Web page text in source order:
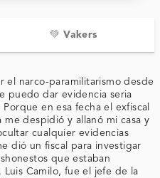
💚 Vakers
el narco-paramilitarismo desde
puedo dar evidencia seria
en esa fecha el exfiscal
me despidió y allanó mi casa y
cualquier evidencias
dió un fiscal para investigar
que estaban
Camilo, fue el jefe de la